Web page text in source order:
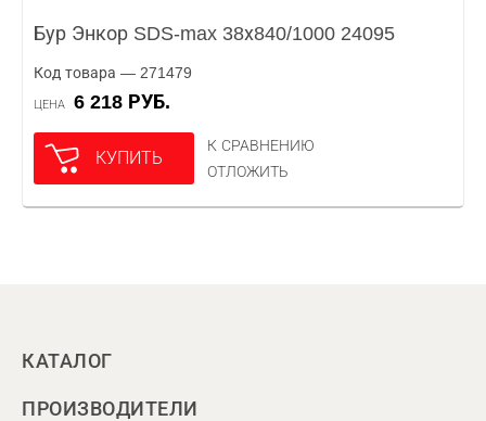
Бур Энкор SDS-max 38х840/1000 24095
Код товара — 271479
ЦЕНА 6 218 РУБ.
КУПИТЬ
К СРАВНЕНИЮ
ОТЛОЖИТЬ
КАТАЛОГ
ПРОИЗВОДИТЕЛИ